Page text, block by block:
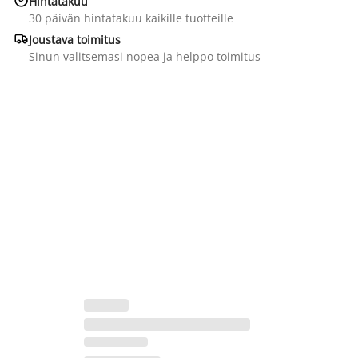
30 päivän hintatakuu kaikille tuotteille
Joustava toimitus
Sinun valitsemasi nopea ja helppo toimitus